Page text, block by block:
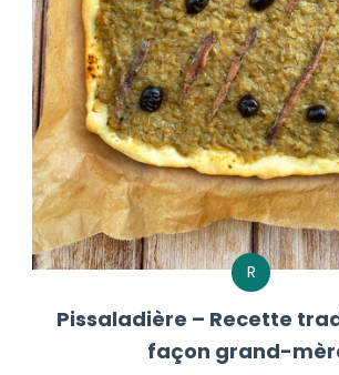
R
Pissaladière – Recette
façon grand-